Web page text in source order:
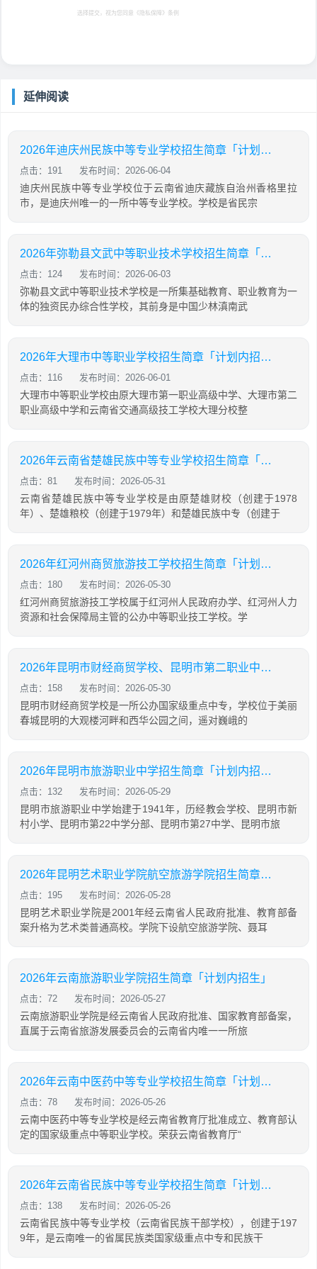
选择提交，视为您同意 《隐私保障》 条例
延伸阅读
2026年迪庆州民族中等专业学校招生简章「计划内招生」
点击：191 发布时间：2026-06-04
迪庆州民族中等专业学校位于云南省迪庆藏族自治州香格里拉
市，是迪庆州唯一的一所中等专业学校。学校是省民宗
2026年弥勒县文武中等职业技术学校招生简章「计划内招生」
点击：124 发布时间：2026-06-03
弥勒县文武中等职业技术学校是一所集基础教育、职业教育为一
体的独资民办综合性学校，其前身是中国少林滇南武
2026年大理市中等职业学校招生简章「计划内招生」
点击：116 发布时间：2026-06-01
大理市中等职业学校由原大理市第一职业高级中学、大理市第二
职业高级中学和云南省交通高级技工学校大理分校整
2026年云南省楚雄民族中等专业学校招生简章「计划内招生」
点击：81 发布时间：2026-05-31
云南省楚雄民族中等专业学校是由原楚雄财校（创建于1978
年）、楚雄粮校（创建于1979年）和楚雄民族中专（创建于
2026年红河州商贸旅游技工学校招生简章「计划内招生」
点击：180 发布时间：2026-05-30
红河州商贸旅游技工学校属于红河州人民政府办学、红河州人力
资源和社会保障局主管的公办中等职业技工学校。学
2026年昆明市财经商贸学校、昆明市第二职业中等专业学校联合招生简章「计划内招生」
点击：158 发布时间：2026-05-30
昆明市财经商贸学校是一所公办国家级重点中专，学校位于美丽
春城昆明的大观楼河畔和西华公园之间，遥对巍峨的
2026年昆明市旅游职业中学招生简章「计划内招生」
点击：132 发布时间：2026-05-29
昆明市旅游职业中学始建于1941年，历经教会学校、昆明市新
村小学、昆明市第22中学分部、昆明市第27中学、昆明市旅
2026年昆明艺术职业学院航空旅游学院招生简章「计划内招生」
点击：195 发布时间：2026-05-28
昆明艺术职业学院是2001年经云南省人民政府批准、教育部备
案升格为艺术类普通高校。学院下设航空旅游学院、聂耳
2026年云南旅游职业学院招生简章「计划内招生」
点击：72 发布时间：2026-05-27
云南旅游职业学院是经云南省人民政府批准、国家教育部备案，
直属于云南省旅游发展委员会的云南省内唯一一所旅
2026年云南中医药中等专业学校招生简章「计划内招生」
点击：78 发布时间：2026-05-26
云南中医药中等专业学校是经云南省教育厅批准成立、教育部认
定的国家级重点中等职业学校。荣获云南省教育厅“
2026年云南省民族中等专业学校招生简章「计划内招生」
点击：138 发布时间：2026-05-26
云南省民族中等专业学校（云南省民族干部学校），创建于197
9年，是云南唯一的省属民族类国家级重点中专和民族干